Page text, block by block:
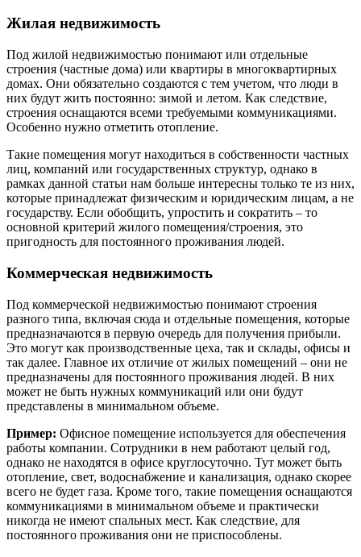
Жилая недвижимость
Под жилой недвижимостью понимают или отдельные
строения (частные дома) или квартиры в многоквартирных
домах. Они обязательно создаются с тем учетом, что люди в
них будут жить постоянно: зимой и летом. Как следствие,
строения оснащаются всеми требуемыми коммуникациями.
Особенно нужно отметить отопление.
Такие помещения могут находиться в собственности частных
лиц, компаний или государственных структур, однако в
рамках данной статьи нам больше интересны только те из них,
которые принадлежат физическим и юридическим лицам, а не
государству. Если обобщить, упростить и сократить – то
основной критерий жилого помещения/строения, это
пригодность для постоянного проживания людей.
Коммерческая недвижимость
Под коммерческой недвижимостью понимают строения
разного типа, включая сюда и отдельные помещения, которые
предназначаются в первую очередь для получения прибыли.
Это могут как производственные цеха, так и склады, офисы и
так далее. Главное их отличие от жилых помещений – они не
предназначены для постоянного проживания людей. В них
может не быть нужных коммуникаций или они будут
представлены в минимальном объеме.
Пример: Офисное помещение используется для обеспечения
работы компании. Сотрудники в нем работают целый год,
однако не находятся в офисе круглосуточно. Тут может быть
отопление, свет, водоснабжение и канализация, однако скорее
всего не будет газа. Кроме того, такие помещения оснащаются
коммуникациями в минимальном объеме и практически
никогда не имеют спальных мест. Как следствие, для
постоянного проживания они не приспособлены.